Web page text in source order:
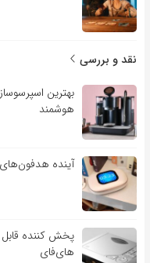
نقد و بررسی
بهترین
هوشمند
آینده
های‌فای